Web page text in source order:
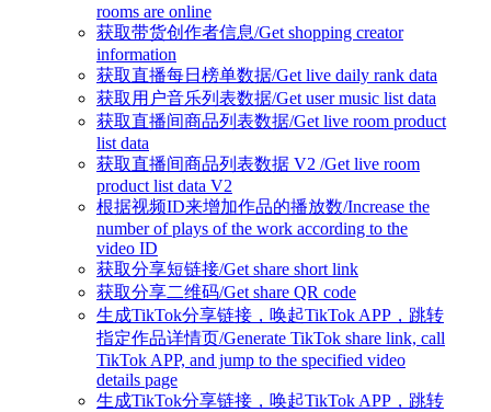
rooms are online
获取带货创作者信息/Get shopping creator
information
获取直播每日榜单数据/Get live daily rank data
获取用户音乐列表数据/Get user music list data
获取直播间商品列表数据/Get live room product
list data
获取直播间商品列表数据 V2 /Get live room
product list data V2
根据视频ID来增加作品的播放数/Increase the
number of plays of the work according to the
video ID
获取分享短链接/Get share short link
获取分享二维码/Get share QR code
生成TikTok分享链接，唤起TikTok APP，跳转
指定作品详情页/Generate TikTok share link, call
TikTok APP, and jump to the specified video
details page
生成TikTok分享链接，唤起TikTok APP，跳转